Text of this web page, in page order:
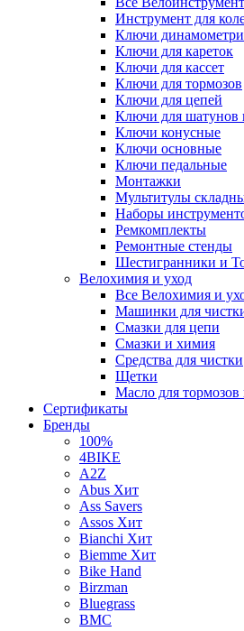
Инструмент для
Ключи
Ключи для кареток
Ключи для кассет
Ключи для тормозов
Ключи для цепей
Ключи для шатунов
Ключи конусные
Ключи основные
Ключи педальные
Монтажки
Мультитулы
Наборы
Ремкомплекты
Ремонтные стенды
Шестигранники и
Велохимия и уход
Все Велохимия и
Машинки для
Смазки для цепи
Смазки и химия
Средства для чистки
Щетки
Масло для тормозов
Сертификаты
Бренды
100%
4BIKE
A2Z
Abus Хит
Ass Savers
Assos Хит
Bianchi Хит
Biemme Хит
Bike Hand
Birzman
Bluegrass
BMC